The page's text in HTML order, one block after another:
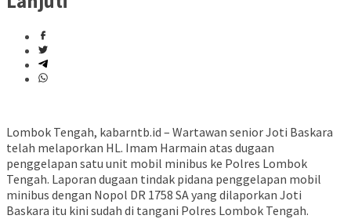
Lombok Tengah, kabarntb.id – Wartawan senior Joti Baskara
telah melaporkan HL. Imam Harmain atas dugaan
penggelapan satu unit mobil minibus ke Polres Lombok
Tengah. Laporan dugaan tindak pidana penggelapan mobil
minibus dengan Nopol DR 1758 SA yang dilaporkan Joti
Baskara itu kini sudah di tangani Polres Lombok Tengah.